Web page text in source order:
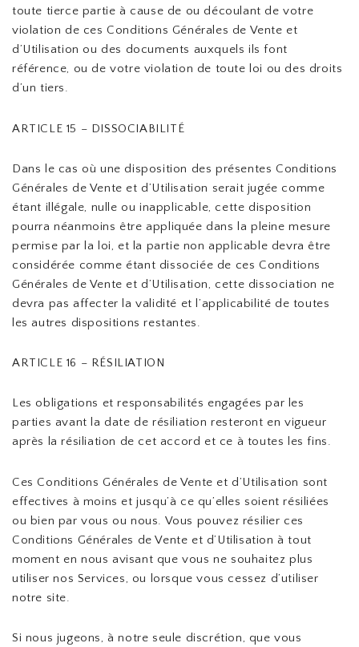
toute tierce partie à cause de ou découlant de votre
violation de ces Conditions Générales de Vente et
d’Utilisation ou des documents auxquels ils font
référence, ou de votre violation de toute loi ou des droits
d’un tiers.
ARTICLE 15 – DISSOCIABILITÉ
Dans le cas où une disposition des présentes Conditions
Générales de Vente et d’Utilisation serait jugée comme
étant illégale, nulle ou inapplicable, cette disposition
pourra néanmoins être appliquée dans la pleine mesure
permise par la loi, et la partie non applicable devra être
considérée comme étant dissociée de ces Conditions
Générales de Vente et d’Utilisation, cette dissociation ne
devra pas affecter la validité et l’applicabilité de toutes
les autres dispositions restantes.
ARTICLE 16 – RÉSILIATION
Les obligations et responsabilités engagées par les
parties avant la date de résiliation resteront en vigueur
après la résiliation de cet accord et ce à toutes les fins.
Ces Conditions Générales de Vente et d’Utilisation sont
effectives à moins et jusqu’à ce qu’elles soient résiliées
ou bien par vous ou nous. Vous pouvez résilier ces
Conditions Générales de Vente et d’Utilisation à tout
moment en nous avisant que vous ne souhaitez plus
utiliser nos Services, ou lorsque vous cessez d’utiliser
notre site.
Si nous jugeons, à notre seule discrétion, que vous